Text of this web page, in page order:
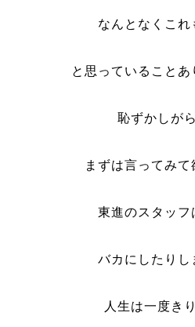
なんとなくこれ
と思っていることあ
恥ずかしが
まずは言ってみて
東進のスタッフ
バカにしたりし
人生は一度き